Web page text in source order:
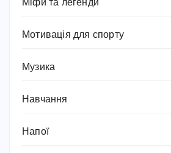
Міфи та легенди
Мотивація для спорту
Музика
Навчання
Напої